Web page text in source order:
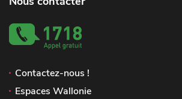
Contactez-nous !
Espaces Wallonie